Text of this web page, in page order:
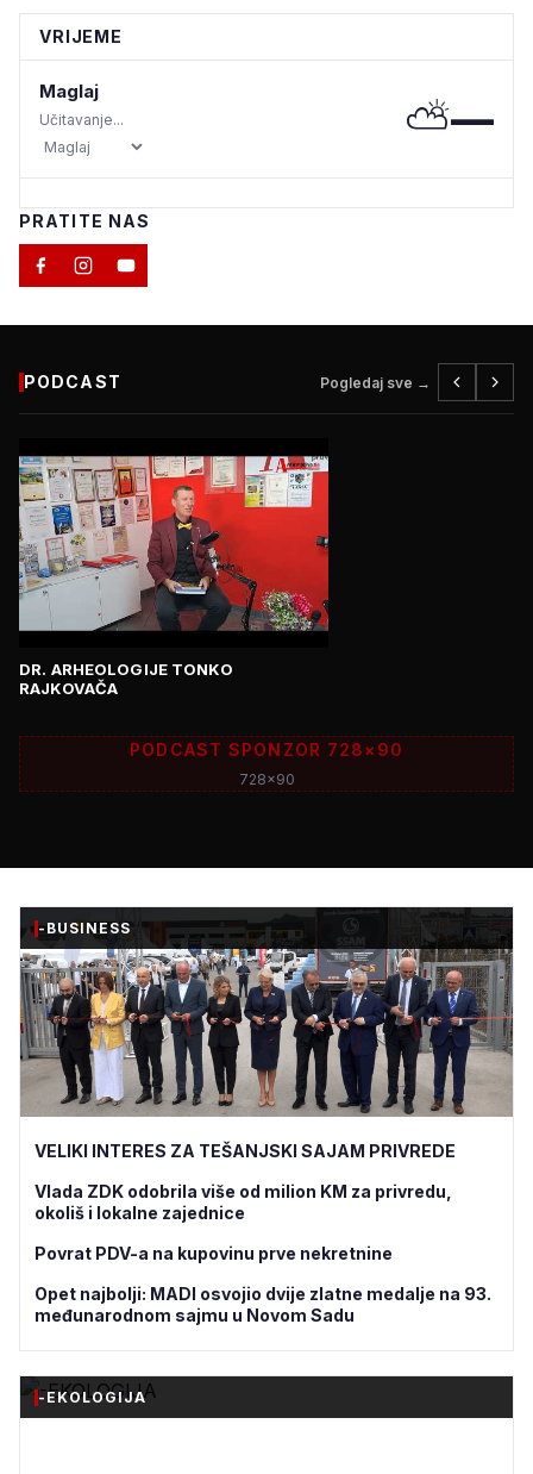
VRIJEME
Maglaj
Učitavanje... ⛅—
PRATITE NAS
PODCAST Pogledaj sve →
DR. ARHEOLOGIJE TONKO
RAJKOVAČA
PODCAST SPONZOR 728×90
728x90
-BUSINESS
VELIKI INTERES ZA TEŠANJSKI SAJAM PRIVREDE
Vlada ZDK odobrila više od milion KM za privredu,
okoliš i lokalne zajednice
Povrat PDV-a na kupovinu prve nekretnine
Opet najbolji: MADI osvojio dvije zlatne medalje na 93.
međunarodnom sajmu u Novom Sadu
-EKOLOGIJA